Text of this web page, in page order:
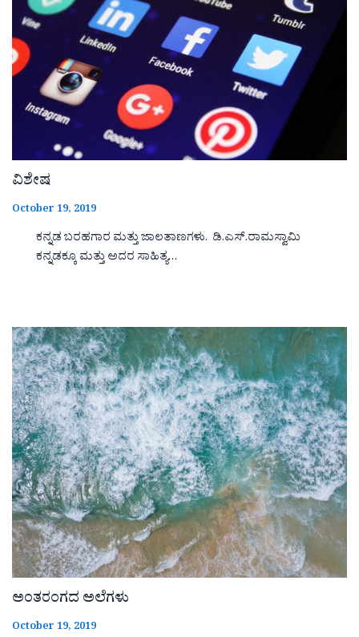
ವಿಶೇಷ
October 19, 2019
ಕನ್ನಡ ಬರಹಗಾರ ಮತ್ತು ಜಾಲತಾಣಗಳು. ಡಿ.ಎಸ್.ರಾಮಸ್ವಾಮಿ
ಕನ್ನಡಕ್ಕೂ ಮತ್ತು ಅದರ ಸಾಹಿತ್ಯ…
ಅಂತರಂಗದ ಅಲೆಗಳು
October 19, 2019